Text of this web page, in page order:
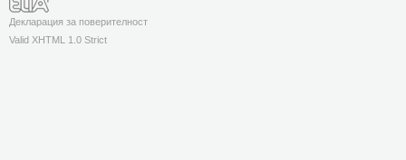
Декларация за поверителност
Valid XHTML 1.0 Strict